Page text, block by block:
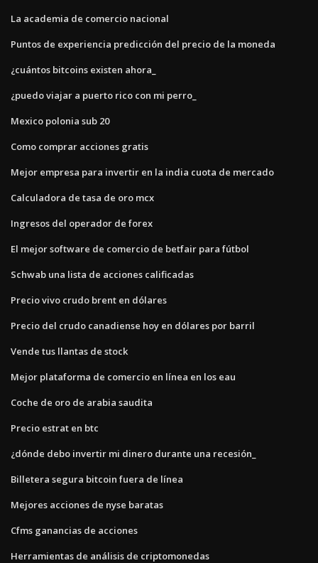
La academia de comercio nacional
Puntos de experiencia predicción del precio de la moneda
¿cuántos bitcoins existen ahora_
¿puedo viajar a puerto rico con mi perro_
Mexico polonia sub 20
Como comprar acciones gratis
Mejor empresa para invertir en la india cuota de mercado
Calculadora de tasa de oro mcx
Ingresos del operador de forex
El mejor software de comercio de betfair para fútbol
Schwab una lista de acciones calificadas
Precio vivo crudo brent en dólares
Precio del crudo canadiense hoy en dólares por barril
Vende tus llantas de stock
Mejor plataforma de comercio en línea en los eau
Coche de oro de arabia saudita
Precio estrat en btc
¿dónde debo invertir mi dinero durante una recesión_
Billetera segura bitcoin fuera de línea
Mejores acciones de nyse baratas
Cfms ganancias de acciones
Herramientas de análisis de criptomonedas